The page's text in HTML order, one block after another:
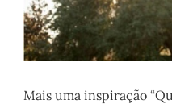
Mais uma inspiração